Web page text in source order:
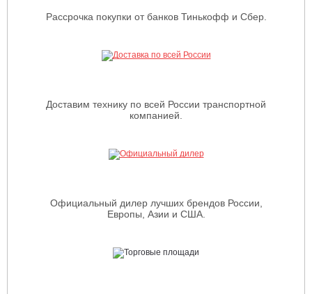
Рассрочка покупки от банков Тинькофф и Сбер.
Доставим технику по всей России транспортной
компанией.
Официальный дилер лучших брендов России,
Европы, Азии и США.